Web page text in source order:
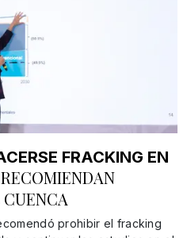
FRACKING EN
prohibir el fracking